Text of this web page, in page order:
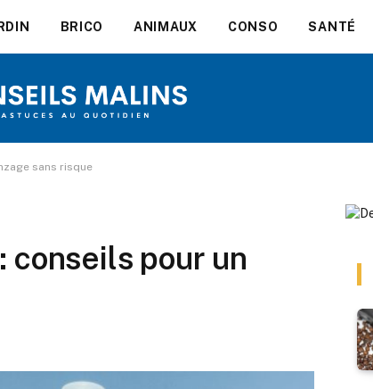
BRICO ANIMAUX CONSO SANTÉ
sans risque
conseils pour un